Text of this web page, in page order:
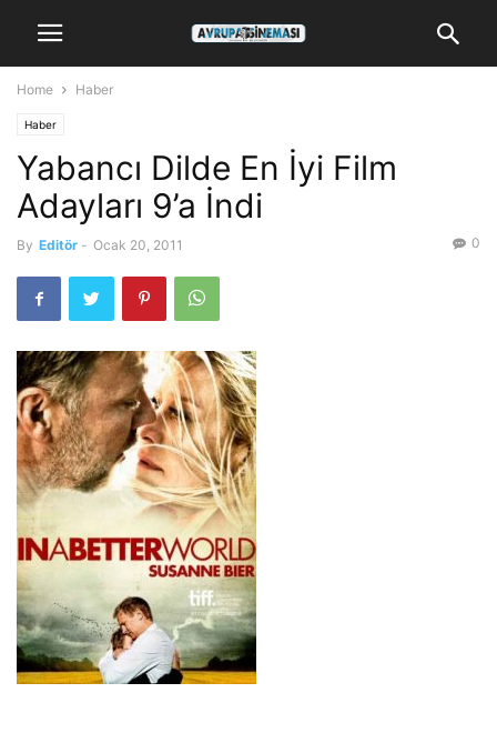
Home Haber
Haber
Yabancı Dilde En İyi Film
Adayları 9’a İndi
By Editör - Ocak 20, 2011 0